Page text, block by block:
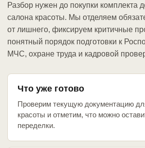
Разбор нужен до покупки комплекта
салона красоты. Мы отделяем
от лишнего, фиксируем критичные
понятный порядок подготовки к
МЧС, охране труда и кадровой
Что уже готово
Проверим текущую документацию
красоты и отметим, что можно
переделки.